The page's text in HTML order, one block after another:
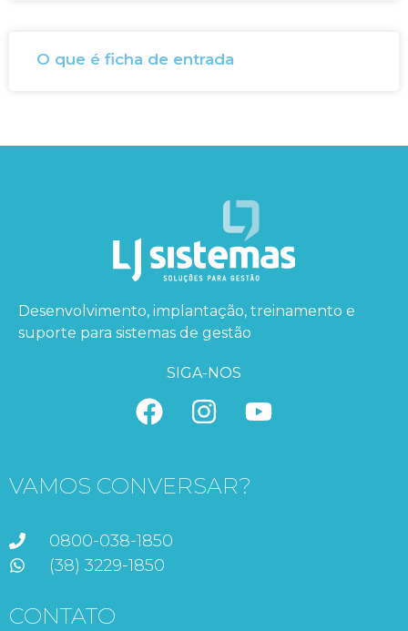
O que é ficha de entrada
Desenvolvimento, implantação, treinamento e
suporte para sistemas de gestão
SIGA-NOS
VAMOS CONVERSAR?
0800-038-1850
(38) 3229-1850
CONTATO